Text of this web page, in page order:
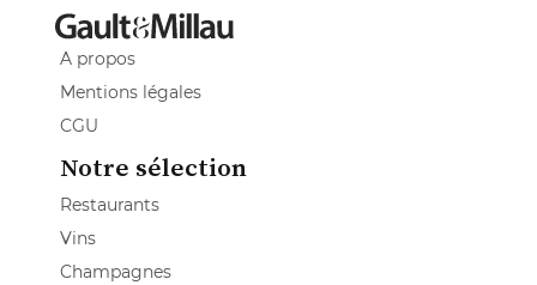
A propos
Mentions légales
CGU
Notre sélection
Restaurants
Vins
Champagnes